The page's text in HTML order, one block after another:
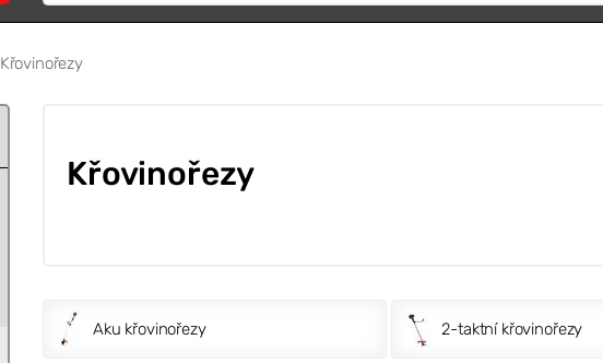
Křovinořezy
Křovinořezy
Aku křovinořezy 2-taktní křovinořezy